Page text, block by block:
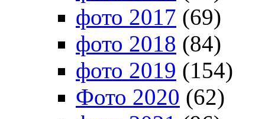
фото 2017 (69)
фото 2018 (84)
фото 2019 (154)
Фото 2020 (62)